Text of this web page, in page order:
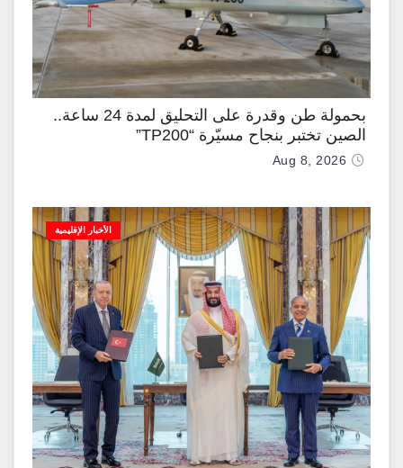
بحمولة طن وقدرة على التحليق لمدة 24 ساعة..
الصين تختبر بنجاح مسيّرة “TP200”
Aug 8, 2026
الأخبار الإقليمية